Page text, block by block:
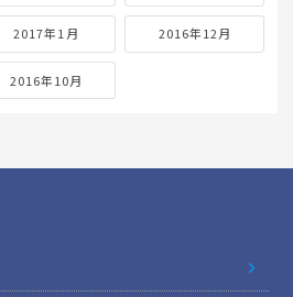
2017年1月 2016年12月
2016年10月